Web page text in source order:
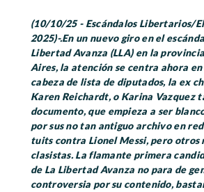
(10/10/25 - Escándalos Libertarios/
2025)-.En un nuevo giro en el
Libertad Avanza (LLA) en la
Aires, la atención se centra ahora
cabeza de lista de diputados, la ex
Karen Reichardt, o Karina Vazquez
documento, que empieza a ser
por sus no tan antiguo archivo en
tuits contra Lionel Messi, pero otros
clasistas. La flamante primera
de La Libertad Avanza no para de
controversia por su contenido,